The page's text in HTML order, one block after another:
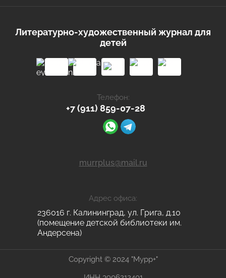
Литературно-художественный журнал для
детей
Телефон:
+7 (911) 859-07-28
murrplus@mail.ru
Адрес офиса:
236016 г. Калининград, ул. Грига, д.10
(помещение детской библиотеки им.
Андерсена)
Copyright © 2024 "Мурр+"